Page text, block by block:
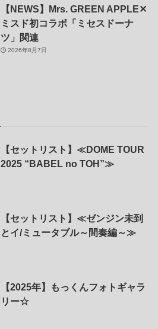
【NEWS】Mrs. GREEN APPLE✕
ミスド初コラボ「ミセスドーナ
ツ」関連
2026年8月7日
【セットリスト】≪DOME TOUR
2025 “BABEL no TOH”≫
【セットリスト】≪ゼンジン未到
とイ/ミュータブル～間奏編～≫
【2025年】もっくんフォトギャラ
リー☆